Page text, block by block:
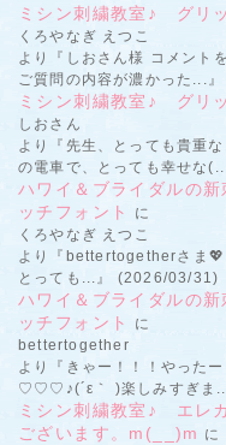
ミシン刺繍教室♪ グリ
くろやなぎ えつこ
より『しおさん様 コメント
ご質問の内容が濃かった...
ミシン刺繍教室♪ グリ
しおさん
より『先生、とっても貴重
の電車で、とっても幸せな
ハワイ＆ブライダルの
ッチフォント
に
くろやなぎ えつこ
より『bettertogetherさま💖
とっても...』 (2026/03/31)
ハワイ＆ブライダルの
ッチフォント
に
bettertogether
より『きゃー！！！やった
♡♡♡♪(´ε｀ )楽しみすぎま
ミシン刺繍教室♪ エレ
ございます。m(__)m に